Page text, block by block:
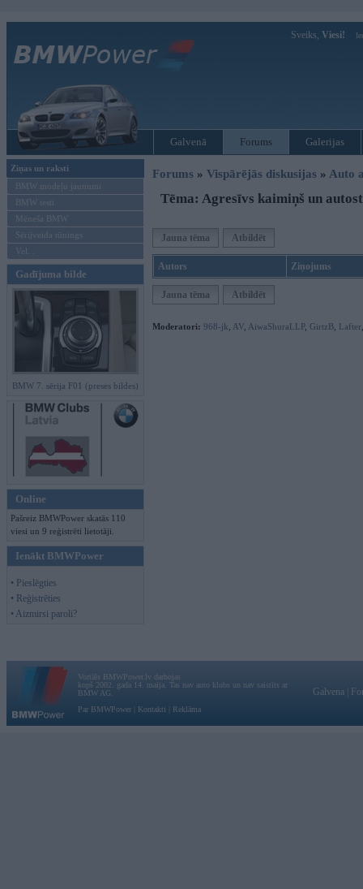
Sveiks, Viesi!
Galvenā Forums Galerijas
Ziņas un raksti
BMW modeļu jaunumi
BMW testi
Mēneša BMW
Sērijveida tūnings
Vel...
Gadījuma bilde
BMW 7. sērija F01 (preses bildes)
Online
Pašreiz BMWPower skatās 110
viesi un 9 reģistrēti lietotāji.
Ienākt BMWPower
• Pieslēgties
• Reģistrēties
• Aizmirsi paroli?
Forums » Vispārējās diskusijas » Auto
Tēma: Agresīvs kaimiņš un
Jauna tēma Atbildēt
Autors Ziņojums
Jauna tēma Atbildēt
Moderatori: 968-jk AV AiwaShuraLLP, GirtzB Lafter
Vortāls BMWPower.lv darbojas
kopš 2002. gada 14. maija. Tas nav auto klubs un nav saistīts ar
BMW AG.
Par BMWPower
Kontakti Reklāma
Galvena